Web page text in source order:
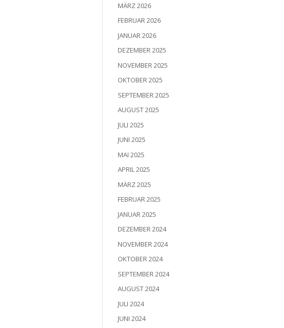
MÄRZ 2026
FEBRUAR 2026
JANUAR 2026
DEZEMBER 2025
NOVEMBER 2025
OKTOBER 2025
SEPTEMBER 2025
AUGUST 2025
JULI 2025
JUNI 2025
MAI 2025
APRIL 2025
MÄRZ 2025
FEBRUAR 2025
JANUAR 2025
DEZEMBER 2024
NOVEMBER 2024
OKTOBER 2024
SEPTEMBER 2024
AUGUST 2024
JULI 2024
JUNI 2024